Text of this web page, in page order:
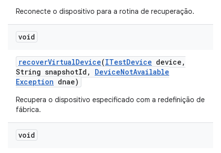
Reconecte o dispositivo para a rotina de recuperação.
void
recoverVirtualDevice(ITestDevice device ,
String snapshotId , DeviceNotAvailable
Exception dnae)
Recupera o dispositivo especificado com a redefinição de
fábrica.
void